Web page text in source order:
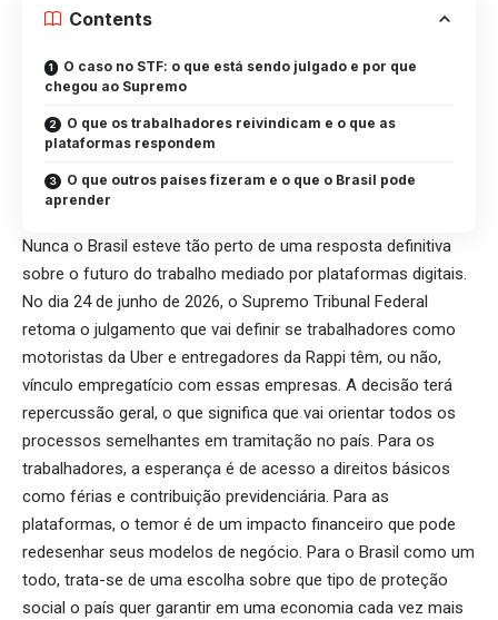
Contents
O caso no STF: o que está sendo julgado e por que
chegou ao Supremo
O que os trabalhadores reivindicam e o que as
plataformas respondem
O que outros países fizeram e o que o Brasil pode
aprender
Nunca o Brasil esteve tão perto de uma resposta definitiva
sobre o futuro do trabalho mediado por plataformas digitais.
No dia 24 de junho de 2026, o Supremo Tribunal Federal
retoma o julgamento que vai definir se trabalhadores como
motoristas da Uber e entregadores da Rappi têm, ou não,
vínculo empregatício com essas empresas. A decisão terá
repercussão geral, o que significa que vai orientar todos os
processos semelhantes em tramitação no país. Para os
trabalhadores, a esperança é de acesso a direitos básicos
como férias e contribuição previdenciária. Para as
plataformas, o temor é de um impacto financeiro que pode
redesenhar seus modelos de negócio. Para o Brasil como um
todo, trata-se de uma escolha sobre que tipo de proteção
social o país quer garantir em uma economia cada vez mais